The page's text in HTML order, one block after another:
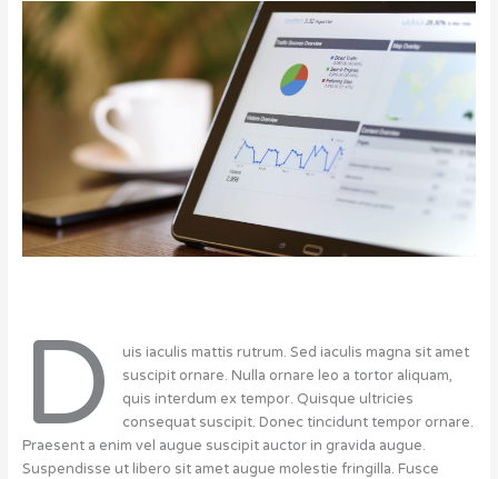
D
uis iaculis mattis rutrum. Sed iaculis magna sit amet
suscipit ornare. Nulla ornare leo a tortor aliquam,
quis interdum ex tempor. Quisque ultricies
consequat suscipit. Donec tincidunt tempor ornare.
Praesent a enim vel augue suscipit auctor in gravida augue.
Suspendisse ut libero sit amet augue molestie fringilla. Fusce